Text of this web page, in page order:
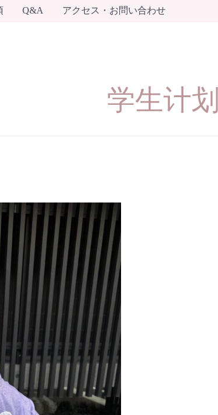
Q&A アクセス・お問い合わせ
学生计划